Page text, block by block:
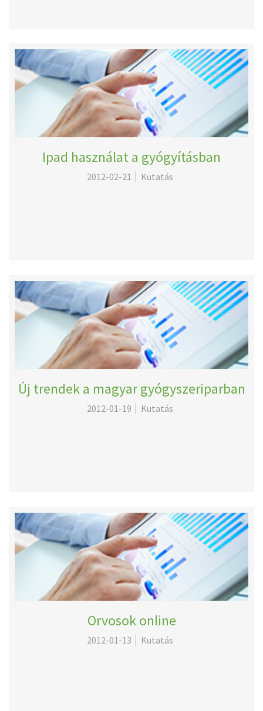
Ipad használat a gyógyításban
2012-02-21 Kutatás
Új trendek a magyar gyógyszeriparban
2012-01-19 Kutatás
Orvosok online
2012-01-13 Kutatás